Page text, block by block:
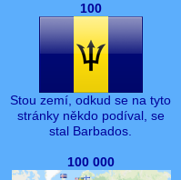
100
Stou zemí, odkud se na tyto
stránky někdo podíval, se
stal Barbados.
100 000